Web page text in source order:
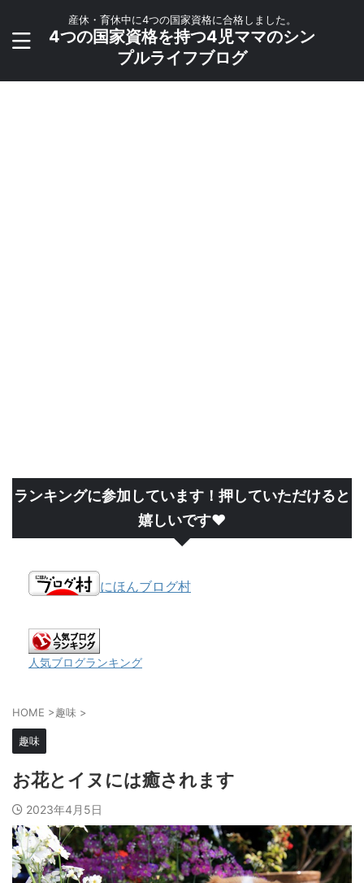
産休・育休中に4つの国家資格に合格しました。
4つの国家資格を持つ4児ママのシン
プルライフブログ
ランキングに参加しています！押していただけると
嬉しいです❤
にほんブログ村
人気ブログランキング
HOME >趣味 >
趣味
お花とイヌには癒されます
2023年4月5日